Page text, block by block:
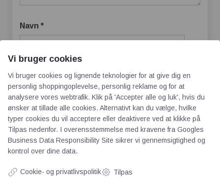
Navn *
Websted
Gem mit navn, mail og websted i denne
Vi bruger cookies
Vi bruger cookies og lignende teknologier for at give dig en
personlig shoppingoplevelse, personlig reklame og for at
analysere vores webtrafik. Klik på 'Accepter alle og luk', hvis du
ønsker at tillade alle cookies. Alternativt kan du vælge, hvilke
typer cookies du vil acceptere eller deaktivere ved at klikke på
Tilpas nedenfor. I overensstemmelse med kravene fra Googles
Business Data Responsibility Site sikrer vi gennemsigtighed og
kontrol over dine data.
Cookie- og privatlivspolitik Tilpas